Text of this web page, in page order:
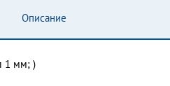
Описание
1 мм; )